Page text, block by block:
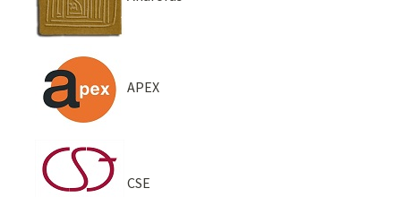
APEX
CSE